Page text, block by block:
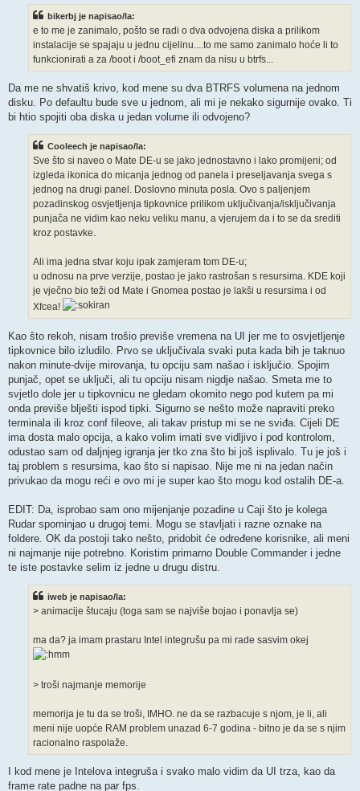
bikerbj je napisao/la:
e to me je zanimalo, pošto se radi o dva odvojena diska a prilikom
instalacije se spajaju u jednu cijelinu....to me samo zanimalo hoće li to
funkcionirati a za /boot i /boot_efi znam da nisu u btrfs...
Da me ne shvatiš krivo, kod mene su dva BTRFS volumena na jednom
disku. Po defaultu bude sve u jednom, ali mi je nekako sigurnije ovako. Ti
bi htio spojiti oba diska u jedan volume ili odvojeno?
Cooleech je napisao/la:
Sve što si naveo o Mate DE-u se jako jednostavno i lako promijeni; od
izgleda ikonica do micanja jednog od panela i preseljavanja svega s
jednog na drugi panel. Doslovno minuta posla. Ovo s paljenjem
pozadinskog osvjetljenja tipkovnice prilikom uključivanja/isključivanja
punjača ne vidim kao neku veliku manu, a vjerujem da i to se da srediti
kroz postavke.
Ali ima jedna stvar koju ipak zamjeram tom DE-u;
u odnosu na prve verzije, postao je jako rastrošan s resursima. KDE koji
je vječno bio teži od Mate i Gnomea postao je lakši u resursima i od
Xfcea!
Kao što rekoh, nisam trošio previše vremena na UI jer me to osvjetljenje
tipkovnice bilo izludilo. Prvo se uključivala svaki puta kada bih je taknuo
nakon minute-dvije mirovanja, tu opciju sam našao i isključio. Spojim
punjač, opet se uključi, ali tu opciju nisam nigdje našao. Smeta me to
svjetlo dole jer u tipkovnicu ne gledam okomito nego pod kutem pa mi
onda previše blješti ispod tipki. Sigurno se nešto može napraviti preko
terminala ili kroz conf fileove, ali takav pristup mi se ne sviđa. Cijeli DE
ima dosta malo opcija, a kako volim imati sve vidljivo i pod kontrolom,
odustao sam od daljnjeg igranja jer tko zna što bi još isplivalo. Tu je još i
taj problem s resursima, kao što si napisao. Nije me ni na jedan način
privukao da mogu reći e ovo mi je super kao što mogu kod ostalih DE-a.
EDIT: Da, isprobao sam ono mijenjanje pozadine u Caji što je kolega
Rudar spominjao u drugoj temi. Mogu se stavljati i razne oznake na
foldere. OK da postoji tako nešto, pridobit će određene korisnike, ali meni
ni najmanje nije potrebno. Koristim primarno Double Commander i jedne
te iste postavke selim iz jedne u drugu distru.
iweb je napisao/la:
> animacije štucaju (toga sam se najviše bojao i ponavlja se)
ma da? ja imam prastaru Intel integrušu pa mi rade sasvim okej
> troši najmanje memorije
memorija je tu da se troši, IMHO. ne da se razbacuje s njom, je li, ali
meni nije uopće RAM problem unazad 6-7 godina - bitno je da se s njim
racionalno raspolaže.
I kod mene je Intelova integruša i svako malo vidim da UI trza, kao da
frame rate padne na par fps.